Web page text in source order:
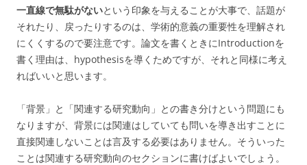
一直線で無駄がないという印象を与えることが大事で、話題が
それたり、戻ったりするのは、学術的意義の重要性を理解され
にくくするので要注意です。論文を書くときにIntroductionを
書く理由は、hypothesisを導くためですが、それと同様に考え
ればいいと思います。
「背景」と「関連する研究動向」との書き分けという問題にも
なりますが、背景には関連はしていても問いを導き出すことに
直接関連しないことは言及する必要はありません。そういった
ことは関連する研究動向のセクションに書けばよいでしょう。